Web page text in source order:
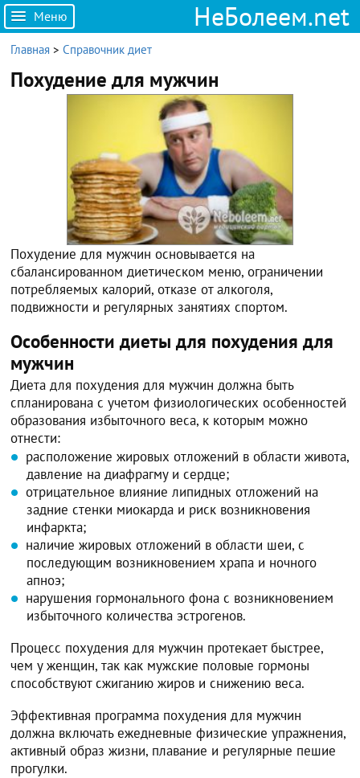
Меню НеБолеем.net
Главная >Справочник диет
Похудение для мужчин
Похудение для мужчин основывается на
сбалансированном диетическом меню, ограничении
потребляемых калорий, отказе от алкоголя,
подвижности и регулярных занятиях спортом.
Особенности диеты для похудения для
мужчин
Диета для похудения для мужчин должна быть
спланирована с учетом физиологических особенностей
образования избыточного веса, к которым можно
отнести:
расположение жировых отложений в области живота,
давление на диафрагму и сердце;
отрицательное влияние липидных отложений на
задние стенки миокарда и риск возникновения
инфаркта;
наличие жировых отложений в области шеи, с
последующим возникновением храпа и ночного
апноэ;
нарушения гормонального фона с возникновением
избыточного количества эстрогенов.
Процесс похудения для мужчин протекает быстрее,
чем у женщин, так как мужские половые гормоны
способствуют сжиганию жиров и снижению веса.
Эффективная программа похудения для мужчин
должна включать ежедневные физические упражнения,
активный образ жизни, плавание и регулярные пешие
прогулки.